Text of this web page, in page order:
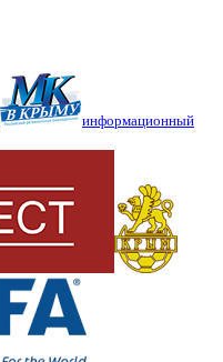
информационный